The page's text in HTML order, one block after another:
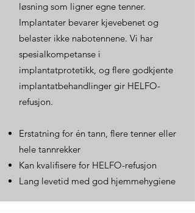
løsning som ligner egne tenner.
Implantater bevarer kjevebenet og
belaster ikke nabotennene. Vi har
spesialkompetanse i
implantatprotetikk, og flere godkjente
implantatbehandlinger gir HELFO-
refusjon.
Erstatning for én tann, flere tenner eller
hele tannrekker
Kan kvalifisere for HELFO-refusjon
Lang levetid med god hjemmehygiene